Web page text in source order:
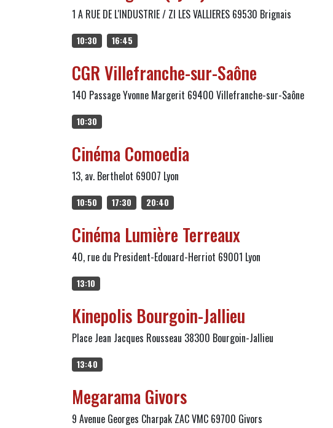
1 A RUE DE L'INDUSTRIE / ZI LES VALLIERES 69530 Brignais
10:30 16:45
CGR Villefranche-sur-Saône
140 Passage Yvonne Margerit 69400 Villefranche-sur-Saône
10:30
Cinéma Comoedia
13, av. Berthelot 69007 Lyon
10:50 17:30 20:40
Cinéma Lumière Terreaux
40, rue du President-Edouard-Herriot 69001 Lyon
13:10
Kinepolis Bourgoin-Jallieu
Place Jean Jacques Rousseau 38300 Bourgoin-Jallieu
13:40
Megarama Givors
9 Avenue Georges Charpak ZAC VMC 69700 Givors